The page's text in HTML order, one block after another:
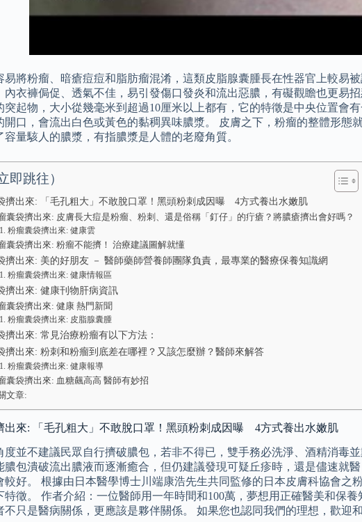
易將粉瘤、暗瘡痘痘和脂肪瘤混淆，這類皮脂腺囊腫長在性器官上較易
內衣褲侷促、透氣不佳，易引發傷口發炎和流出惡膿，有礙觀瞻也更易
突起物，大小從幾毫米到超過10厘米以上都有，它的特徵是中央位置會
開口，會流出白色或黃色的黏稠異味膿漿。 皮膚之下，粉瘤的整體形態
容量駭人的膿漿，有指膿漿是人體的老廢角質。
即跳往）
擠出來: 「毛孔粗大」不敢脫口罩！黑頭粉刺成因曝 4方式養出水嫩肌
囊袋擠出來: 皮膚長大痘是粉瘤、粉刺、還是俗稱「釘仔」的疔瘡？將膿瘡擠出會好嗎？
粉瘤囊袋擠出來: 健康雲
囊袋擠出來: 粉瘤不能擠！ 治療建議圖解就懂
擠出來: 美的好朋友 － 醫師藥師營養師團隊負責，最專業的醫療保養知識網
粉瘤囊袋擠出來: 健康情報區
擠出來: 健康刊物肝病資訊
囊袋擠出來: 健康 熱門新聞
粉瘤囊袋擠出來: 皮脂腺囊腫
擠出來: 常見治療粉瘤有以下方法：
擠出來: 粉刺和粉瘤到底差在哪裡？又該怎麼辦？醫師來解答
粉瘤囊袋擠出來: 健康報導
囊袋擠出來: 血糖飆高高 醫師有妙招
文章:
出來: 「毛孔粗大」不敢脫口罩！黑頭粉刺成因曝 4方式養出水嫩肌
度並不建議民眾自行擠破膿包，若非不得已，雙手務必洗淨、酒精消毒
膿包潰破流出膿液而逐漸癒合，但仍建議發現可疑丘疹時，還是儘速就
較好。 根據由日本醫學博士川端康浩先生共同監修的日本皮膚科協會之
特徵。 作者介紹：一位醫師用一年時間和100萬，夢想用正確醫美和保
不只是醫病關係，更應該是夥伴關係。 如果您也認同我們的理想，歡迎